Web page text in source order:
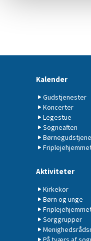
Kalender
Gudstjenester
Koncerter
Legestue
Sogneaften
Aktiviteter
Kirkekor
Børn og unge
Sorggrupper